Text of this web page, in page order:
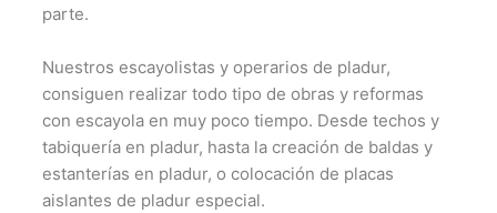
parte.
Nuestros escayolistas y operarios de pladur,
consiguen realizar todo tipo de obras y reformas
con escayola en muy poco tiempo. Desde techos y
tabiquería en pladur, hasta la creación de baldas y
estanterías en pladur, o colocación de placas
aislantes de pladur especial.